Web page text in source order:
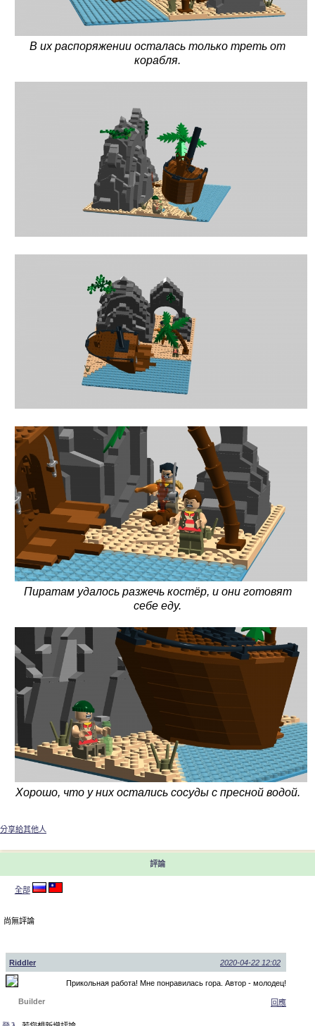
В их распоряжении осталась только треть от
корабля.
Пиратам удалось разжечь костёр, и они готовят
себе еду.
Хорошо, что у них остались сосуды с пресной водой.
分享給其他人
評論
全部
尚無評論
Riddler 2020-04-22 12:02
Builder
Прикольная работа! Мне понравилась гора. Автор - молодец!
回應